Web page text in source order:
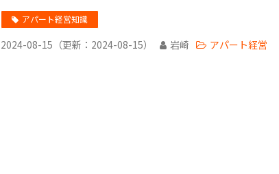
アパート経営知識
2024-08-15 （更新： 2024-08-15） 岩崎 アパート経営